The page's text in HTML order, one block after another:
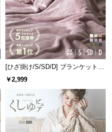
[ひざ掛け/S/SD/D] ブランケット
マイクロファイバー
￥2,999